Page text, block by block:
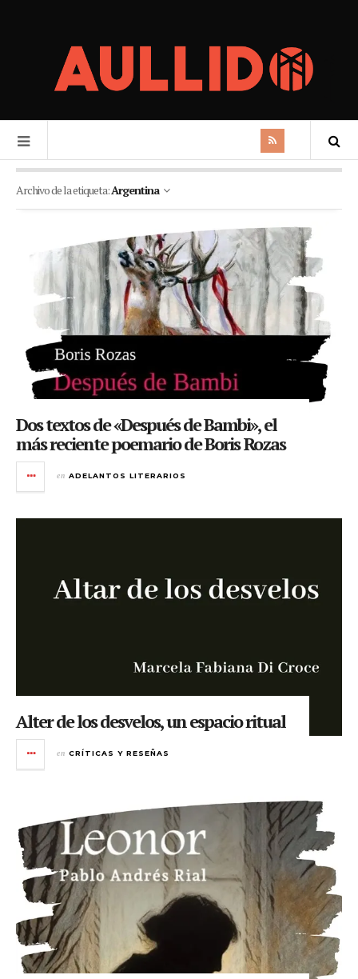
Archivo de la etiqueta:Argentina
Dos textos de «Después de Bambi», el
más reciente poemario de Boris Rozas
en ADELANTOS LITERARIOS
Alter de los desvelos, un espacio ritual
en CRÍTICAS Y RESEÑAS